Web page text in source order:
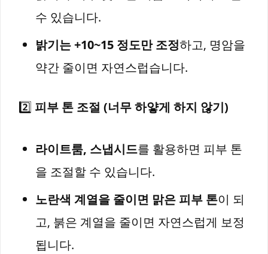
수 있습니다.
밝기는 +10~15 정도만 조정하고, 명암을
약간 줄이면 자연스럽습니다.
2️⃣ 피부 톤 조절 (너무 하얗게 하지 않기)
라이트룸, 스냅시드를 활용하면 피부 톤
을 조절할 수 있습니다.
노란색 계열을 줄이면 맑은 피부 톤이 되
고, 붉은 계열을 줄이면 자연스럽게 보정
됩니다.